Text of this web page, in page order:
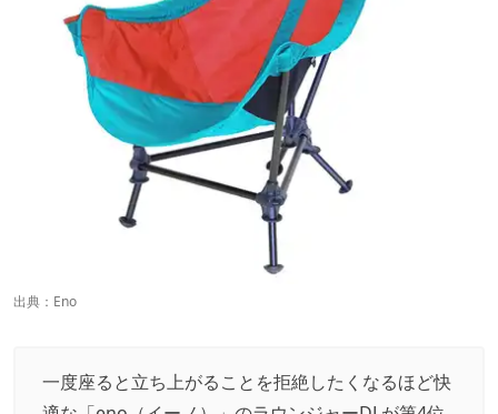
出典： Eno
一度座ると立ち上がることを拒絶したくなるほど快